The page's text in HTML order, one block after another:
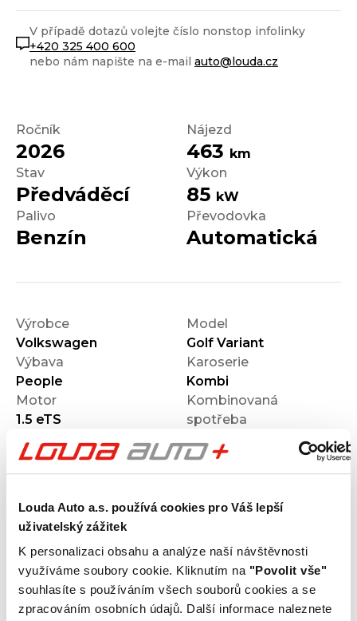
Louda Auto a.s. používá cookies pro Váš lepší
uživatelský zážitek
K personalizaci obsahu a analýze naší návštěvnosti
využíváme soubory cookie. Kliknutím na "Povolit vše"
souhlasíte s používáním všech souborů cookies a se
zpracováním osobních údajů. Další informace naleznete
Ročník
2026
Nájezd
463 km
Stav
Předváděcí
Výkon
85 kW
Palivo
Benzín
Převodovka
Automatická
Výrobce
Volkswagen
Model
Golf Variant
Výbava
People
Karoserie
Kombi
Motor
1.5 eTS
Kombinovaná
spotřeba
5
Bílá
Velikost disků kol
Odpočet DPH
Termín dodání
Ihned k odběru
Objednávací kód
Výbava
V případě dotazů volejte číslo nonstop infolinky
+420 325 400 600
nebo nám napište na e-mail auto@louda.cz